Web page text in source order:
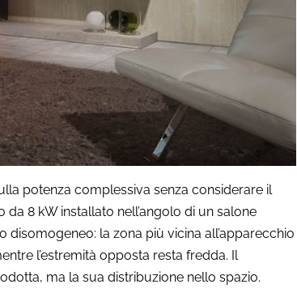
potenza complessiva senza considerare il
8 kW installato nell’angolo di un salone
la zona più vicina all’apparecchio
l’estremità opposta resta fredda. Il
ma la sua distribuzione nello spazio.